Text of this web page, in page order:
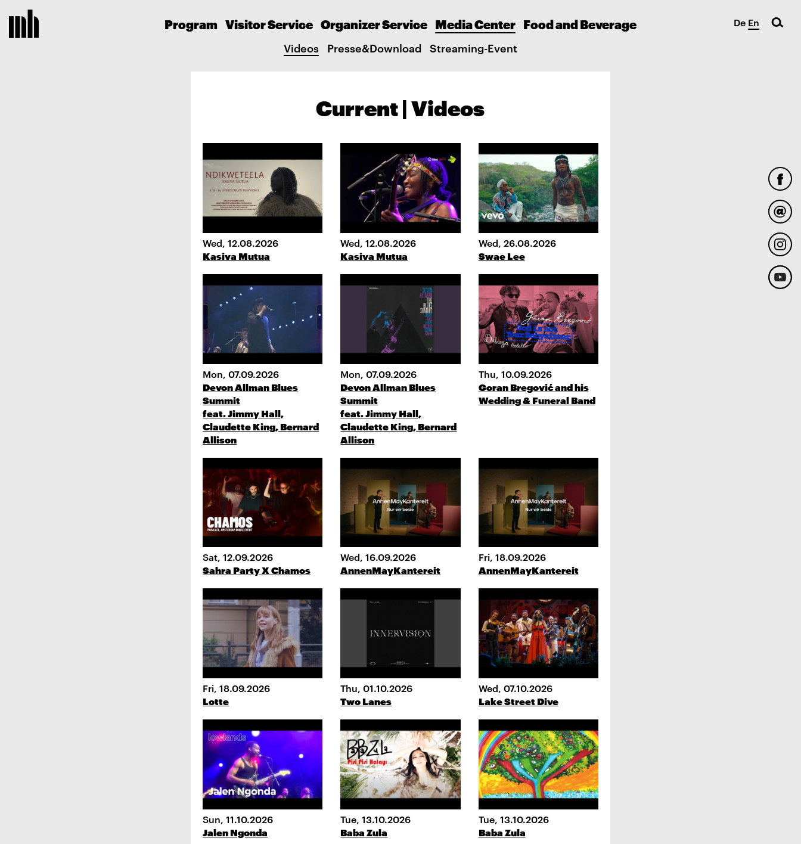
De En
Program Visitor Service Organizer Service Media Center
Videos Presse&Download Streaming-Event
Food and Beverage
Current | Videos
Wed, 12.08.2026
Kasiva Mutua
Wed, 12.08.2026
Kasiva Mutua
Wed, 26.08.2026
Swae Lee
Mon, 07.09.2026
Devon Allman Blues
Summit
feat. Jimmy Hall,
Claudette King, Bernard
Allison
Mon, 07.09.2026
Devon Allman Blues
Summit
feat. Jimmy Hall,
Claudette King, Bernard
Allison
Thu, 10.09.2026
Goran Bregović and his
Wedding & Funeral Band
Sat, 12.09.2026
Sahra Party X Chamos
Wed, 16.09.2026
AnnenMayKantereit
Fri, 18.09.2026
AnnenMayKantereit
Fri, 18.09.2026
Lotte
Thu, 01.10.2026
Two Lanes
Wed, 07.10.2026
Lake Street Dive
Sun, 11.10.2026
Jalen Ngonda
Tue, 13.10.2026
Baba Zula
Tue, 13.10.2026
Baba Zula